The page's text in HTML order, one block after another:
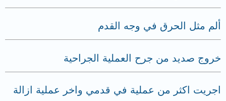
ألم مثل الحرق في وجه القدم
خروج صديد من جرح العملية الجراحية
اجريت اكثر من عملية في قدمي واخر عملية ازالة